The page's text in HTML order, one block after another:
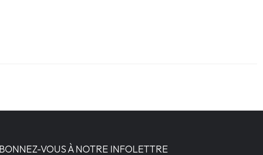
VOUS À NOTRE INFOLETTRE